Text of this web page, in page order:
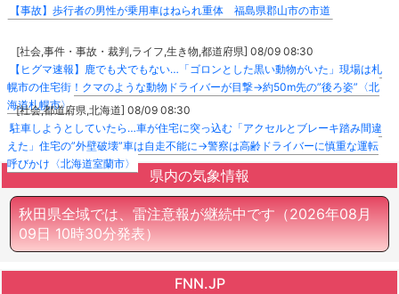
【事故】歩行者の男性が乗用車はねられ重体 福島県郡山市の市道
[社会,事件・事故・裁判,ライフ,生き物,都道府県] 08/09 08:30
【ヒグマ速報】鹿でも犬でもない…「ゴロンとした黒い動物がいた」現場は札
幌市の住宅街！クマのような動物ドライバーが目撃→約50m先の”後ろ姿”〈北
海道札幌市〉
[社会,都道府県,北海道] 08/09 08:30
駐車しようとしていたら…車が住宅に突っ込む「アクセルとブレーキ踏み間違
えた」住宅の”外壁破壊”車は自走不能に→警察は高齢ドライバーに慎重な運転
呼びかけ〈北海道室蘭市〉
県内の気象情報
秋田県全域では、雷注意報が継続中です（2026年08月
09日 10時30分発表）
FNN.JP